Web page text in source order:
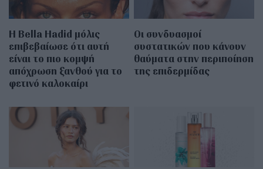
Η Bella Hadid μόλις
επιβεβαίωσε ότι αυτή
είναι το πιο κομψή
απόχρωση ξανθού για το
φετινό καλοκαίρι
Οι συνδυασμοί
συστατικών που κάνουν
θαύματα στην περιποίηση
της επιδερμίδας